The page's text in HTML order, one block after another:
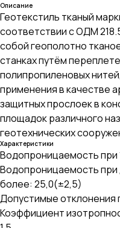
Описание
Геотекстиль тканый
соответствии с ОДМ
собой геополотно
станках путём
полипропиленовых
применения в качестве
защитных прослоек в
площадок различного
геотехнических
Характеристики
Водопроницаемость при
Водопроницаемость при
более: 25,0(±2,5)
Допустимые отклонения
Коэффициент